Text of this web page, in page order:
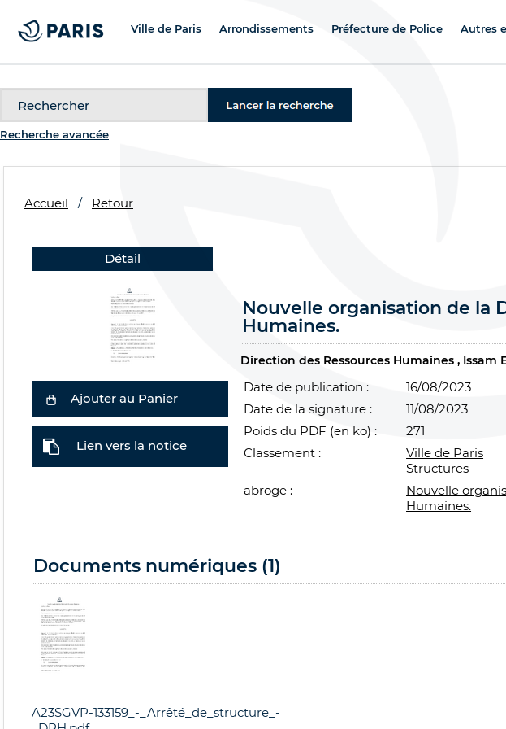
Ville de Paris Arrondissements Préfecture de Police Autres
Recherche avancée
Accueil Retour
Détail
Ajouter au Panier
Lien vers la notice
Nouvelle organisation de la
Humaines.
Direction des Ressources Humaines Issam
Date de publication :
16/08/2023
Date de la signature :
11/08/2023
Poids du PDF (en ko) :
271
Classement :
Ville de Paris
Structures
abroge :
Nouvelle
Humaines.
Documents numériques (1)
A23SGVP-133159_-_Arrêté_de_structure_-